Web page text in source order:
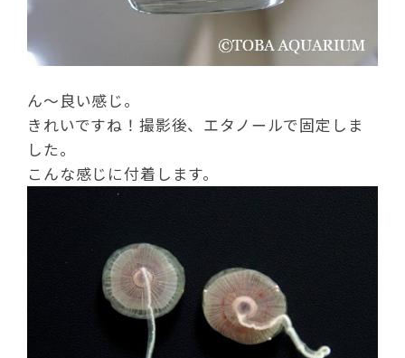
ん～良い感じ。
きれいですね！撮影後、エタノールで固定しま
した。
こんな感じに付着します。